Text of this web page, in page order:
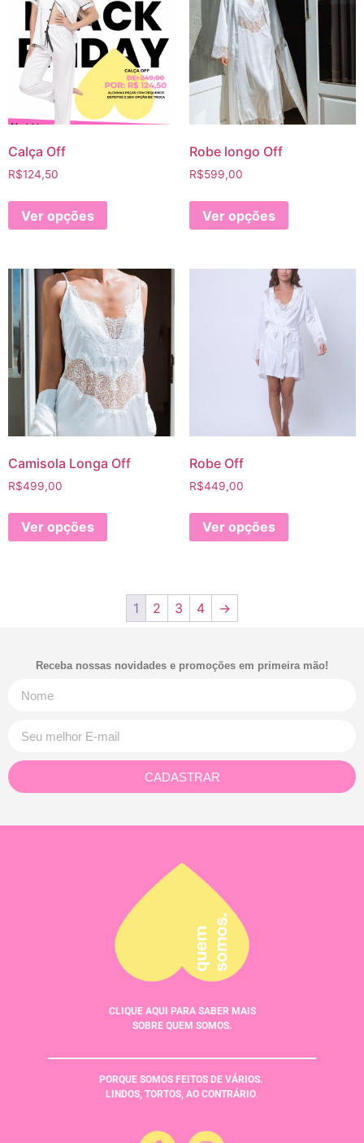
Calça Off
R$124,50
Ver opções
Robe longo Off
R$599,00
Ver opções
Camisola Longa Off
R$499,00
Ver opções
Robe Off
R$449,00
Ver opções
1 2 3 4 →
Receba nossas novidades e promoções em primeira mão!
CADASTRAR
CLIQUE AQUI PARA SABER MAIS
SOBRE QUEM SOMOS.
PORQUE SOMOS FEITOS DE VÁRIOS.
LINDOS, TORTOS, AO CONTRÁRIO.